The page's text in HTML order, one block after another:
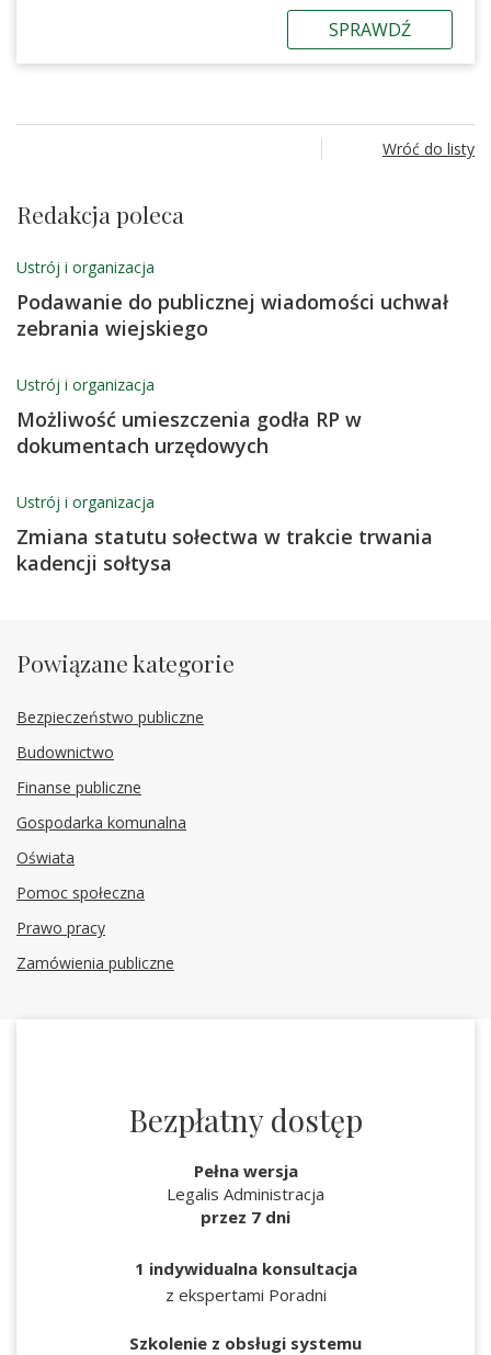
SPRAWDŹ
Wróć do listy
Redakcja poleca
Ustrój i organizacja
Podawanie do publicznej wiadomości uchwał
zebrania wiejskiego
Ustrój i organizacja
Możliwość umieszczenia godła RP w
dokumentach urzędowych
Ustrój i organizacja
Zmiana statutu sołectwa w trakcie trwania
kadencji sołtysa
Powiązane kategorie
Bezpieczeństwo publiczne
Budownictwo
Finanse publiczne
Gospodarka komunalna
Oświata
Pomoc społeczna
Prawo pracy
Zamówienia publiczne
Bezpłatny dostęp
Pełna wersja
Legalis Administracja
przez 7 dni
1 indywidualna konsultacja
z ekspertami Poradni
Szkolenie z obsługi systemu